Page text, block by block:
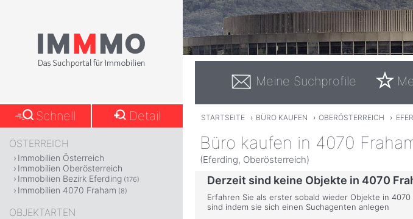
Meine Suchprofile
STARTSEITE › BÜRO KAUFEN › OBERÖSTERREICH ›
Büro kaufen in 4070
(Eferding, Oberösterreich)
Derzeit sind keine Objekte in 4070
Erfahren Sie als erster sobald wieder Objekte in
sind indem sie sich einen Suchagenten anlegen
Schnell Detail
ÖSTERREICH
Immobilien Österreich
Immobilien Oberösterreich
Immobilien Bezirk Eferding (176)
Immobilien 4070 Fraham (8)
OBJEKTARTEN